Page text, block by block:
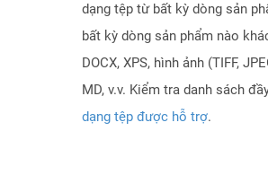
dạng tệp từ bất kỳ dòng sản
bất kỳ dòng sản phẩm nào
DOCX, XPS, hình ảnh (TIFF,
MD, v.v. Kiểm tra danh sách
dạng tệp được hỗ trợ.